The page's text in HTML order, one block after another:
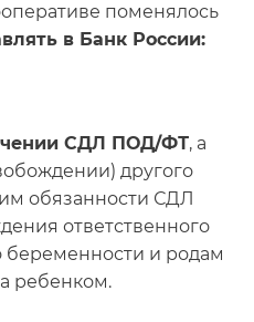
поменялось
в Банк России:
СДЛ ПОД/ФТ, а
другого
обязанности СДЛ
ответственного
беременности и родам
ребенком.